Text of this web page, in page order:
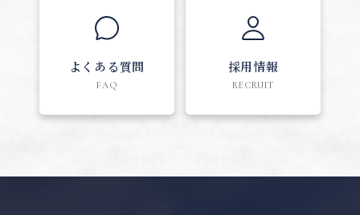
よくある質問
FAQ
採用情報
RECRUIT